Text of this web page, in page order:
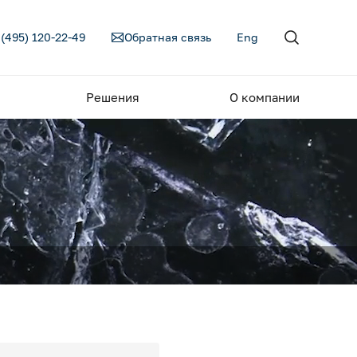
(495) 120-22-49 Обратная связь Eng
Решения О компании